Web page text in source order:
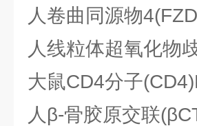
人卷曲同源物
人线粒体超氧化物
大鼠CD4分子
人β-骨胶原交联